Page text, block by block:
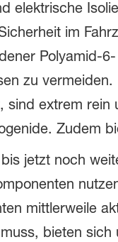
elektrische
im
Polyamid-
zu
sind extrem
Zudem
jetzt noch
mittlerweile
bieten